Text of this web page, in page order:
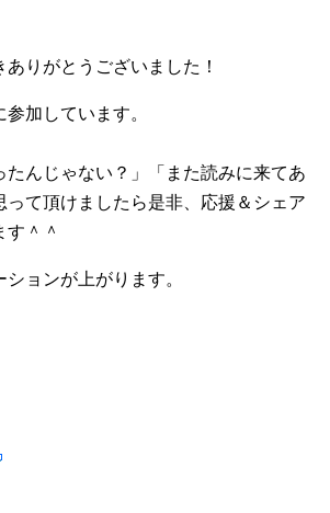
りがとうございました！
加しています。
たんじゃない？」「また読みに来てあ
って頂けましたら是非、応援＆シェア
す＾＾
ョンが上がります。